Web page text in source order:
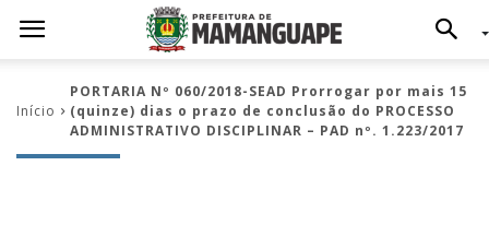
Início
PORTARIA Nº 060/2018-SEAD Prorrogar por mais 15
(quinze) dias o prazo de conclusão do PROCESSO
ADMINISTRATIVO DISCIPLINAR – PAD nº. 1.223/2017